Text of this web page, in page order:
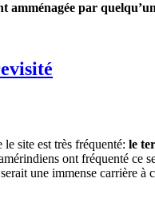
amménagée par
site est très fréquenté: le
ont fréquenté ce
une immense carrière à